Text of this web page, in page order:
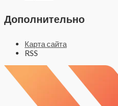
Дополнительно
Карта сайта
RSS